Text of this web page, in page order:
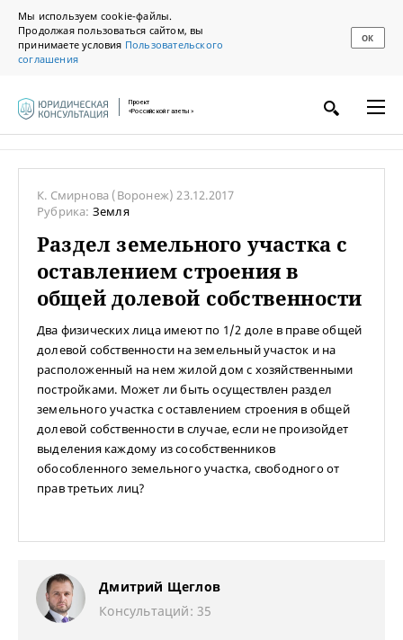
Мы используем cookie-файлы.
Продолжая пользоваться сайтом, вы
принимаете условия Пользовательского
соглашения
ОК
Проект
«Российской газеты»
К. Смирнова (Воронеж)23.12.2017
Рубрика: Земля
Раздел земельного участка с
оставлением строения в
общей долевой собственности
Два физических лица имеют по 1/2 доле в праве общей
долевой собственности на земельный участок и на
расположенный на нем жилой дом с хозяйственными
постройками. Может ли быть осуществлен раздел
земельного участка с оставлением строения в общей
долевой собственности в случае, если не произойдет
выделения каждому из сособственников
обособленного земельного участка, свободного от
прав третьих лиц?
Дмитрий Щеглов
Консультаций: 35